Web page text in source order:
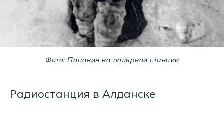
Фото: Папанин на полярной станции
Радиостанция в Алданске